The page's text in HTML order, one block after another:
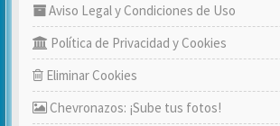
Aviso Legal y Condiciones de Uso
Política de Privacidad y Cookies
Eliminar Cookies
Chevronazos: ¡Sube tus fotos!